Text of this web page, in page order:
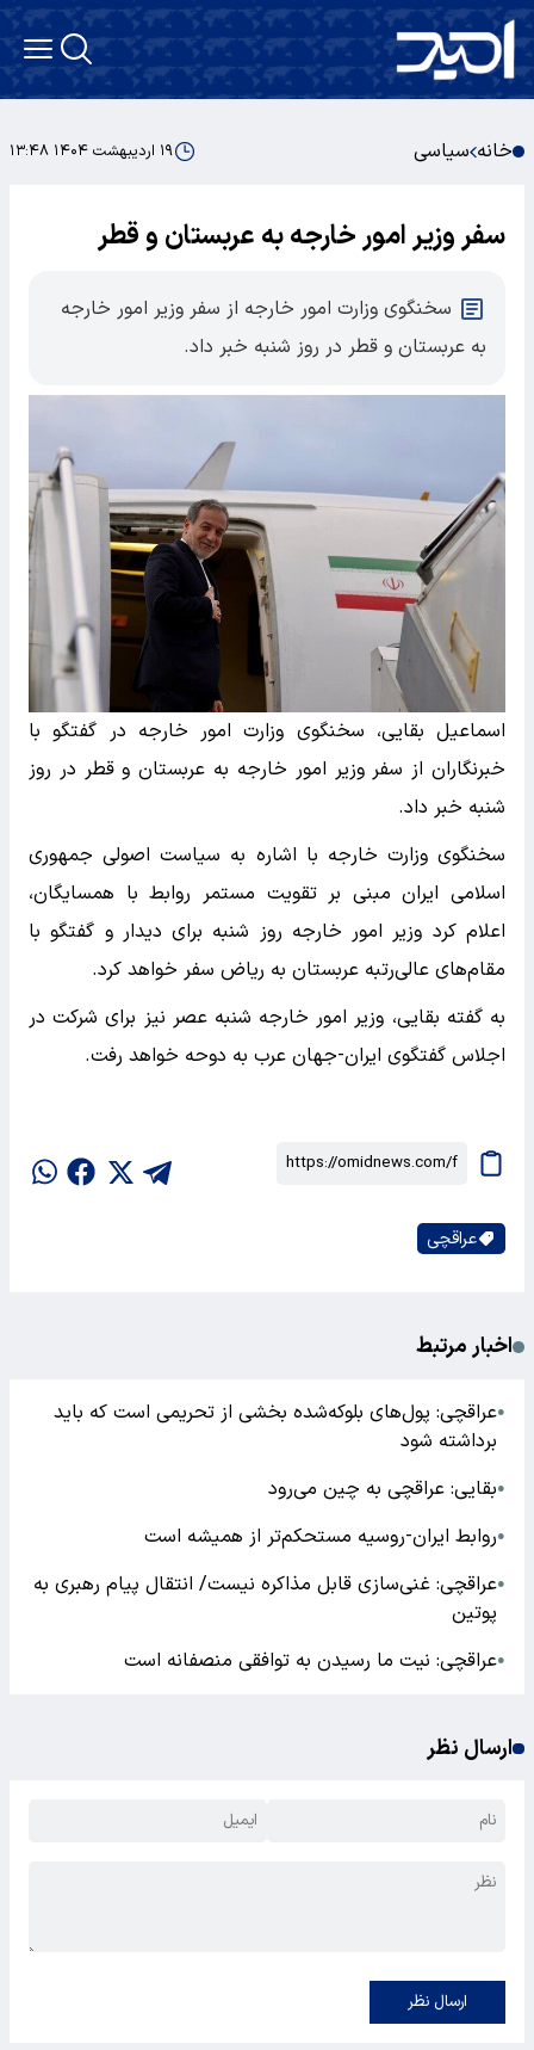
خانه سیاسی ۱۹ اردیبهشت ۱۴۰۴ ۱۳:۴۸
سفر وزیر امور خارجه به عربستان و قطر
سخنگوی وزارت امور خارجه از سفر وزیر امور خارجه
به عربستان و قطر در روز شنبه خبر داد.
اسماعیل بقایی، سخنگوی وزارت امور خارجه در گفتگو با
خبرنگاران از سفر وزیر امور خارجه به عربستان و قطر در روز
شنبه خبر داد.
سخنگوی وزارت خارجه با اشاره به سیاست اصولی جمهوری
اسلامی ایران مبنی بر تقویت مستمر روابط با همسایگان،
اعلام کرد وزیر امور خارجه روز شنبه برای دیدار و گفتگو با
مقام‌های عالی‌رتبه عربستان به ریاض سفر خواهد کرد.
به گفته بقایی، وزیر امور خارجه شنبه عصر نیز برای شرکت در
اجلاس گفتگوی ایران-جهان عرب به دوحه خواهد رفت.
عراقچی
اخبار مرتبط
●عراقچی: پول‌های بلوکه‌شده بخشی از تحریمی است که باید
برداشته شود
●بقایی: عراقچی به چین می‌رود
●روابط ایران-روسیه مستحکم‌تر از همیشه است
●عراقچی: غنی‌سازی قابل مذاکره نیست/ انتقال پیام رهبری به
پوتین
●عراقچی: نیت ما رسیدن به توافقی منصفانه است
ارسال نظر
ارسال نظر